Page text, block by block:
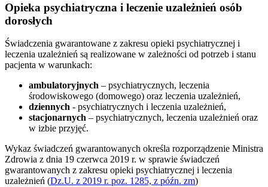
Opieka psychiatryczna i leczenie uzależnień osób
dorosłych
Świadczenia gwarantowane z zakresu opieki psychiatrycznej i
leczenia uzależnień są realizowane w zależności od potrzeb i stanu
pacjenta w warunkach:
ambulatoryjnych – psychiatrycznych, leczenia
środowiskowego (domowego) oraz leczenia uzależnień,
dziennych - psychiatrycznych i leczenia uzależnień,
stacjonarnych – psychiatrycznych, leczenia uzależnień oraz
w izbie przyjęć.
Wykaz świadczeń gwarantowanych określa rozporządzenie Ministra
Zdrowia z dnia 19 czerwca 2019 r. w sprawie świadczeń
gwarantowanych z zakresu opieki psychiatrycznej i leczenia
uzależnień (Dz.U. z 2019 r. poz. 1285, z późn. zm)